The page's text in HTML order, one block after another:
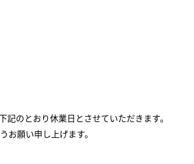
のとおり休業日とさせていただきます。
お願い申し上げます。